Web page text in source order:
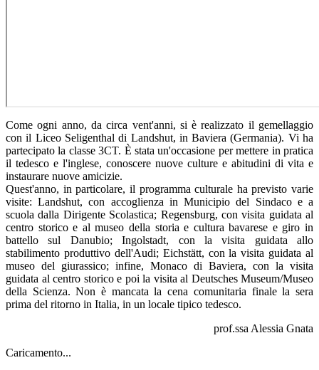
Come ogni anno, da circa vent'anni, si è realizzato il gemellaggio
con il Liceo Seligenthal di Landshut, in Baviera (Germania). Vi ha
partecipato la classe 3CT. È stataun'occasione per mettere in pratica
il tedesco e l'inglese, conoscere nuove culture e abitudini di vita e
instaurare nuove amicizie.
Quest'anno, in particolare, il programma culturale ha previsto varie
visite: Landshut, con accoglienza in Municipio del Sindaco e a
scuola dalla Dirigente Scolastica; Regensburg, con visita guidata al
centro storico e al museo della storia e cultura bavarese e giro in
battello sul Danubio; Ingolstadt, con la visita guidata allo
stabilimento produttivo dell'Audi; Eichstätt, con la visita guidata al
museo del giurassico; infine, Monaco di Baviera, con la visita
guidata al centro storico e poi la visita al Deutsches Museum/Museo
della Scienza. Non è mancata la cena comunitaria finale la sera
prima del ritorno in Italia, in un locale tipico tedesco.
prof.ssa Alessia Gnata
Caricamento...